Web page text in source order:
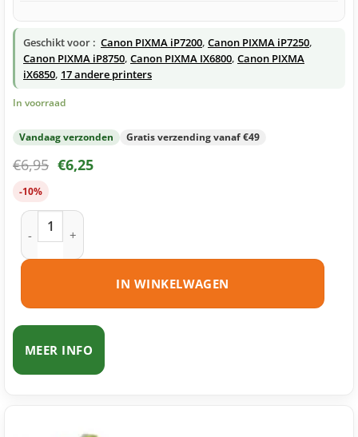
Geschikt voor : Canon PIXMA iP7200, Canon PIXMA iP7250,
Canon PIXMA iP8750, Canon PIXMA IX6800, Canon PIXMA
iX6850, 17 andere printers
In voorraad
Vandaag verzonden Gratis verzending vanaf €49
€6,95 €6,25
-10%
Canon CLI-551BK XL inktcartridge zwart huismerk aantal
IN WINKELWAGEN
MEER INFO